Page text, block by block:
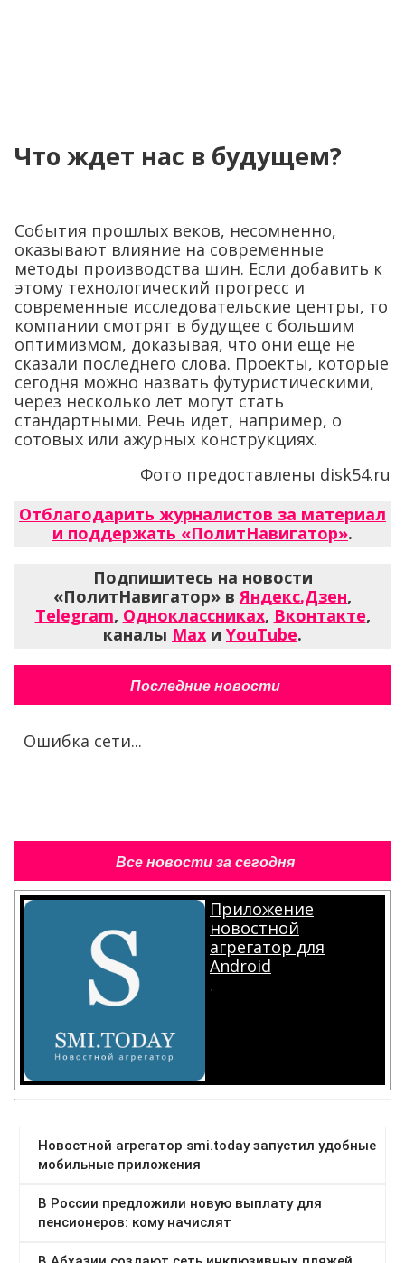
Что ждет нас в будущем?
События прошлых веков, несомненно,
оказывают влияние на современные
методы производства шин. Если добавить к
этому технологический прогресс и
современные исследовательские центры, то
компании смотрят в будущее с большим
оптимизмом, доказывая, что они еще не
сказали последнего слова. Проекты, которые
сегодня можно назвать футуристическими,
через несколько лет могут стать
стандартными. Речь идет, например, о
сотовых или ажурных конструкциях.
Фото предоставлены disk54.ru
Отблагодарить журналистов за материал
и поддержать «ПолитНавигатор».
Подпишитесь на новости
«ПолитНавигатор» в Яндекс.Дзен,
Telegram, Одноклассниках, Вконтакте,
каналы Max и YouTube.
Последние новости
Ошибка сети...
Все новости за сегодня
Приложение
новостной
агрегатор для
Android
.